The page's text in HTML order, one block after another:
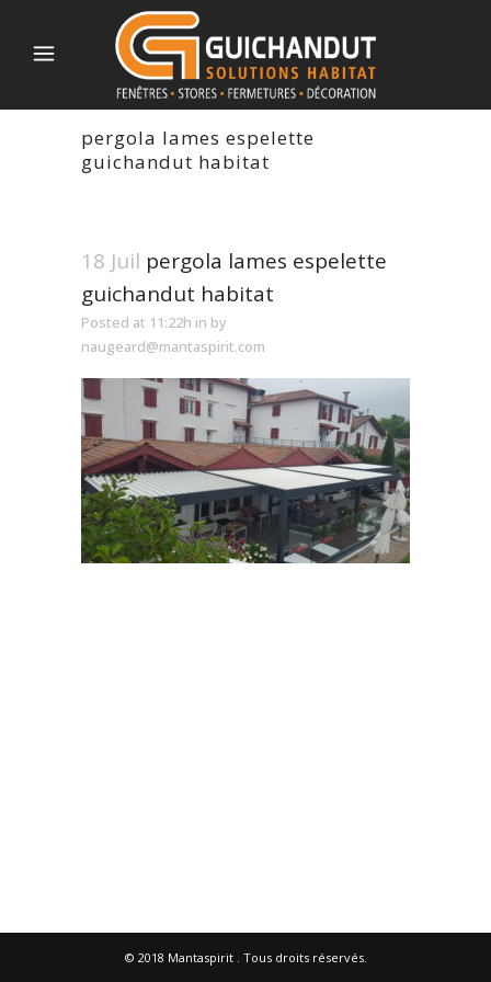
pergola lames espelette
guichandut habitat
18 Juil pergola lames espelette
guichandut habitat
Posted at 11:22h in by
naugeard@mantaspirit.com
© 2018 Mantaspirit. Tous droits réservés.